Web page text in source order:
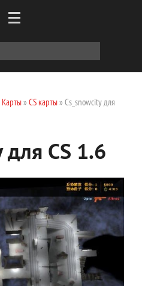
Карты» CS карты» Cs_snowcity для
для CS 1.6